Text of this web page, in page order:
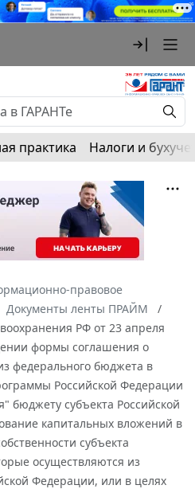
практика Налоги и
правовое
Документы ленты ПРАЙМ
РФ от 23 апреля
формы соглашения о
федерального бюджета в
Российской Федерации
бюджету субъекта Российской
капитальных вложений в
субъекта
осуществляются из
Федерации, или в целях